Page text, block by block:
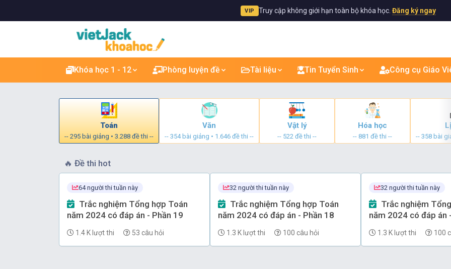
VIP Truy cập không giới hạn toàn bộ khóa học. Đăng ký ngay
Khóa học 1 - 12 Phòng luyện đề Tài liệu Tin Tuyển Sinh Công cụ Giáo
Toán
-- 295 bài giảng • 3.288 đề thi --
Văn
-- 354 bài giảng • 1.646 đề thi --
Vật lý
-- 522 đề thi --
Hóa học
-- 881 đề thi -- -- 358 bài
🔥 Đề thi hot
64 người thi tuần này
năm 2024 có đáp án - Phần 19
1.4 K lượt thi 53 câu hỏi
32 người thi tuần này
năm 2024 có đáp án - Phần 18
1.3 K lượt thi 100 câu hỏi
32 người thi tuần này
năm 2024 có đáp án
1.3 K lượt thi 100